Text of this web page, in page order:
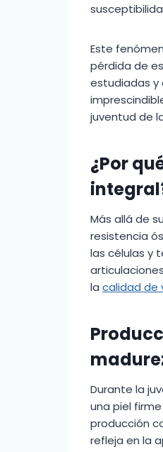
Este
pérdida de
estudiadas y
juventud de
¿Por
Más allá de
resistencia
las células y
la calidad de
Durante la
una piel
producción
refleja en la